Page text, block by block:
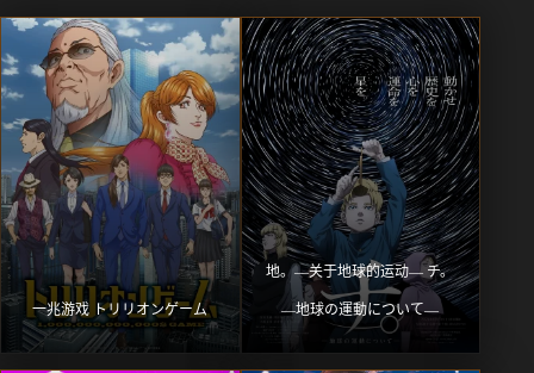
一兆游戏 トリリオンゲーム
地。―关于地球的运动― チ。
―地球の運動について―